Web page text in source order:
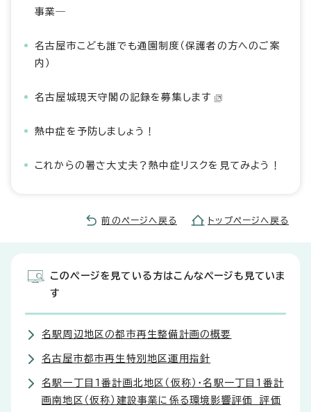
事業―
名古屋市こども誰でも通園制度（保護者の方へのご案
内）
名古屋城現天守閣の記録を募集します
熱中症を予防しましょう！
これからの暑さ大丈夫？熱中症リスクを見てみよう！
前のページへ戻る トップページへ戻る
このページを見ている方はこんなページも見ていま
す
名駅周辺地区の都市再生整備計画の概要
名古屋市都市再生特別地区運用指針
名駅一丁目1番計画北地区（仮称）・名駅一丁目1番計
画南地区（仮称）建設事業に係る環境影響評価 評価